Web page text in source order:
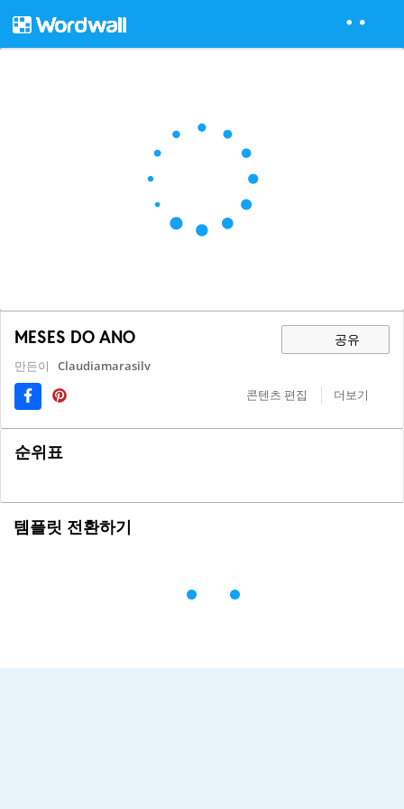
MESES DO ANO 공유
만든이
Claudiamarasilv
콘텐츠 편집
더보기
순위표
템플릿 전환하기